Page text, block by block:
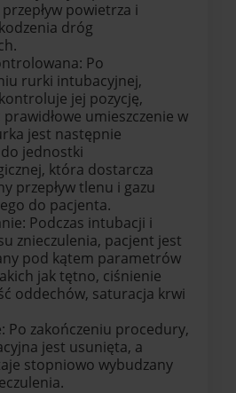
powietrza i
dróg
Po
rurki intubacyjnej,
jej pozycję,
umieszczenie w
jest następnie
jednostki
która dostarcza
przepływ tlenu i gazu
do pacjenta.
Podczas intubacji i
znieczulenia, pacjent jest
pod kątem parametrów
jak tętno, ciśnienie
oddechów, saturacja krwi
Po zakończeniu procedury,
jest usunięta, a
stopniowo wybudzany